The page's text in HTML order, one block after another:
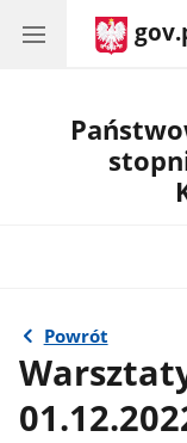
Powrót